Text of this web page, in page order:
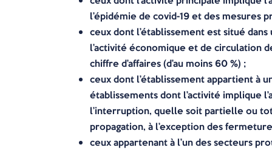
l’épidémie de covid-19 et des
ceux dont l’établissement est situé
l’activité économique et de circulation
chiffre d’affaires (d’au moins 60 %) ;
ceux dont l’établissement appartient à
établissements dont l’activité implique
l’interruption, quelle soit partielle ou
propagation, à l’exception des
ceux appartenant à l’un des secteurs